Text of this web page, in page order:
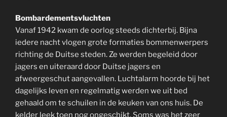
Bombardementsvluchten
Vanaf 1942 kwam de oorlog steeds dichterbij. Bijna
iedere nacht vlogen grote formaties bommenwerpers
richting de Duitse steden. Ze werden begeleid door
jagers en uiteraard door Duitse jagers en
afweergeschut aangevallen. Luchtalarm hoorde bij het
dagelijks leven en regelmatig werden we uit bed
gehaald om te schuilen in de keuken van ons huis. De
kelder leek toen nog ongeschikt. Soms was het zeer